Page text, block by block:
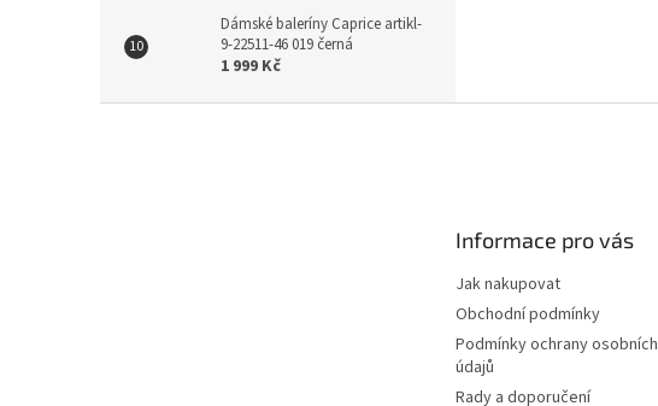
Dámské baleríny Caprice artikl-
9-22511-46 019 černá
1 999 Kč
Informace pro vás
Jak nakupovat
Obchodní podmínky
Podmínky ochrany osobních
údajů
Rady a doporučení